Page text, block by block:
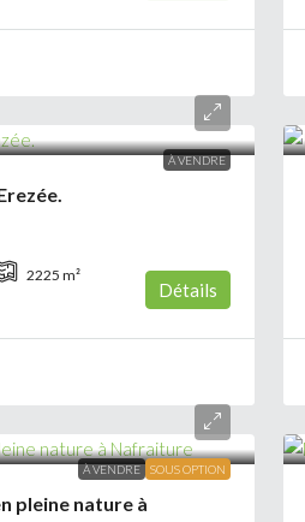
À VENDRE
2225 m²
Détails
À VENDRE SOUS OPTION
pleine nature à